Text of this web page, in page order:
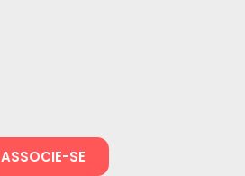
ASSOCIE-SE